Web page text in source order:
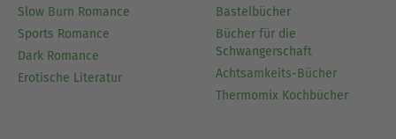
Slow Burn Romance
Sports Romance
Dark Romance
Erotische Literatur
Bastelbücher
Bücher für die
Schwangerschaft
Achtsamkeits-Bücher
Thermomix Kochbücher